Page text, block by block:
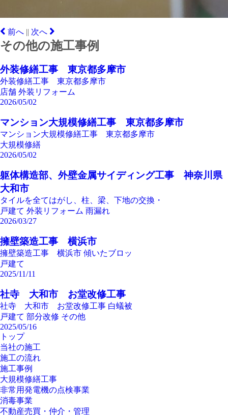
前へ || 次へ
その他の施工事例
外装修繕工事 東京都多摩市
外装修繕工事 東京都多摩市
店舗 外装リフォーム
2026/05/02
マンション大規模修繕工事 東京都多摩市
マンション大規模修繕工事 東京都多摩市
大規模修繕
2026/05/02
躯体構造部、外壁金属サイディング工事 神奈川県
大和市
タイルを全てはがし、柱、梁、下地の交換・
戸建て 外装リフォーム 雨漏れ
2026/03/27
擁壁築造工事 横浜市
擁壁築造工事 横浜市 傾いたブロッ
戸建て
2025/11/11
社寺 大和市 お堂改修工事
社寺 大和市 お堂改修工事 白蟻被
戸建て 部分改修 その他
2025/05/16
トップ
当社の施工
施工の流れ
施工事例
大規模修繕工事
非常用発電機の点検事業
消毒事業
不動産売買・仲介・管理